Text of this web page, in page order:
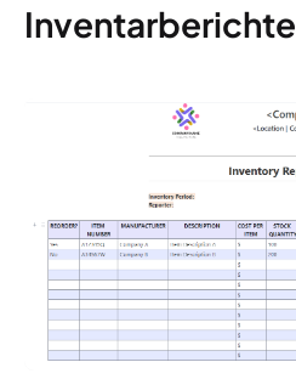
Inventarberichte